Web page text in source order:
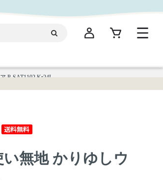
海産物
沖縄そば／乾麺
お酢／ドレッシング
だし／スパイス／島唐辛子
）
ワイン・ウィスキー・カクテル
箸・線香・ウチカビ
P-SAT1102 Kr24L
い無地 かりゆしウ